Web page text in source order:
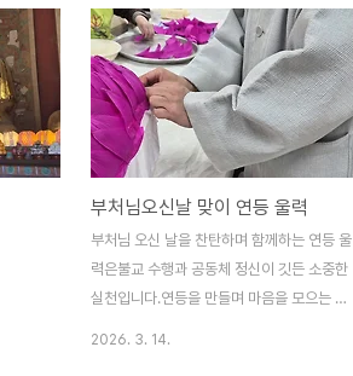
서의 등을, 고마운 이에게는 감사의 등을, 병
고에 시달리는 이에게는 쾌유의 등을, 불교를
모르는 이에게는 인연의 등을, 모든 영가에게
는 왕생극락의 등을, 참 마음으로 모두 함께
부처님이 이 땅에 오심을 축복하며 빈자일등
의 간절한 서원이 담긴 등불을 밝히시기를 기
원합니다.일시: 2026년 5월 24일(일) 오전
10시장소: 무량사 극락전 앞 마당주요 행사:
* 봉축 법요식 및 관불의식봉축..
부처님오신날 맞이 연등 울력
부처님 오신 날을 찬탄하며 함께하는 연등 울
력은불교 수행과 공동체 정신이 깃든 소중한
실천입니다.연등을 만들며 마음을 모으는 이
2026. 3. 14.